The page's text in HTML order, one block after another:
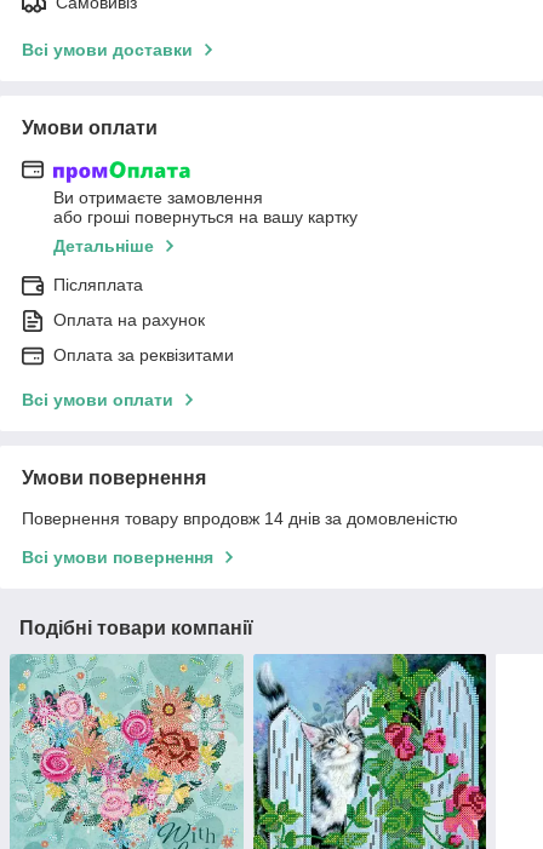
Всі умови доставки
Умови оплати
Ви отримаєте замовлення
або гроші повернуться на вашу картку
Детальніше
Післяплата
Оплата на рахунок
Оплата за реквізитами
Всі умови оплати
Умови повернення
Повернення товару впродовж 14 днів за домовленістю
Всі умови повернення
Подібні товари компанії